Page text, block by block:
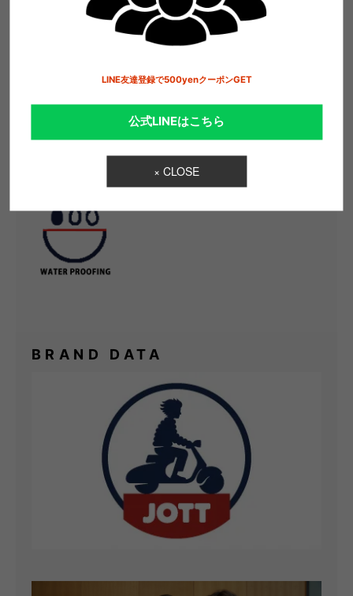
表地-ナイロン 100%
裏地-ナイロン 100%
BRAND DATA
LINE友達登録で500yenクーポンGET
公式LINEはこちら
× CLOSE